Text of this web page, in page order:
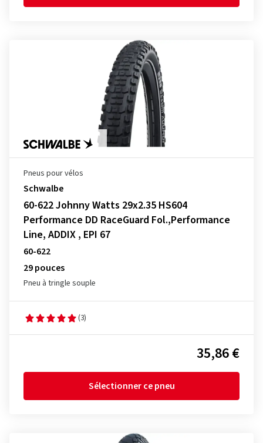
Pneus pour vélos
Schwalbe
60-622 Johnny Watts 29x2.35 HS604
Performance DD RaceGuard Fol.,Performance
Line, ADDIX , EPI 67
60-622
29 pouces
Pneu à tringle souple
(3)
35,86 €
Sélectionner ce pneu